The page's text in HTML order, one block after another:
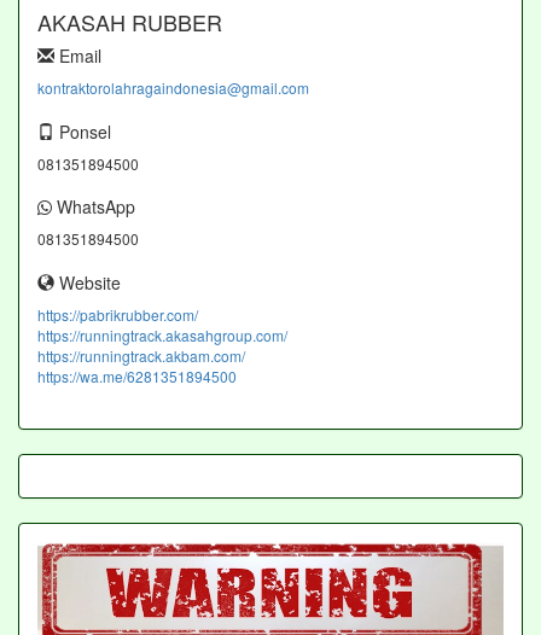
AKASAH RUBBER
Email
kontraktorolahragaindonesia@gmail.com
Ponsel
081351894500
WhatsApp
081351894500
Website
https://pabrikrubber.com/
https://runningtrack.akasahgroup.com/
https://runningtrack.akbam.com/
https://wa.me/6281351894500